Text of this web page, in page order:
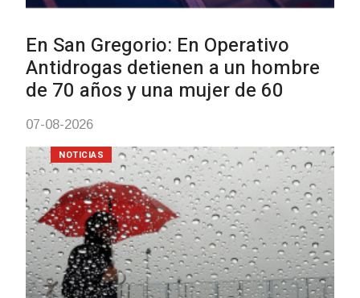
Facultad de Artes llega a Durazno
con dos cursos de formación
03-08-2026
NOTICIAS